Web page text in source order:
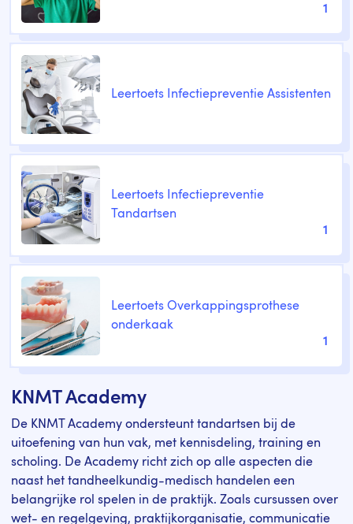
1
Leertoets Infectiepreventie Assistenten
Leertoets Infectiepreventie
Tandartsen
1
Leertoets Overkappingsprothese
onderkaak
1
KNMT Academy
De KNMT Academy ondersteunt tandartsen bij de
uitoefening van hun vak, met kennisdeling, training en
scholing. De Academy richt zich op alle aspecten die
naast het tandheelkundig-medisch handelen een
belangrijke rol spelen in de praktijk. Zoals cursussen over
wet- en regelgeving, praktijkorganisatie, communicatie